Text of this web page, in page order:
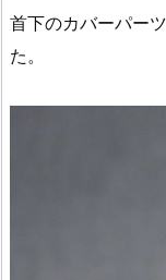
首下のカバーパー
た。